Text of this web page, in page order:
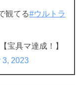
観てる#ウルトラ
宝具マ達成！】
3, 2023